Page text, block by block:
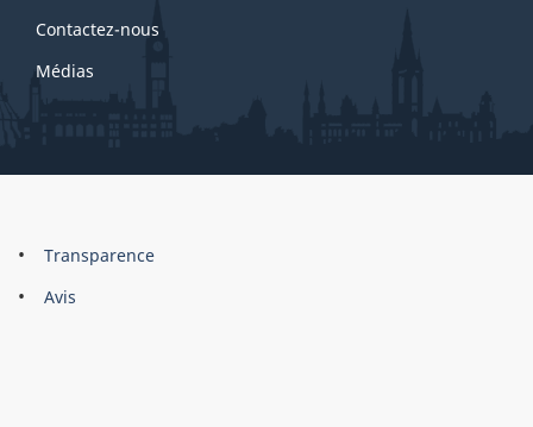
Contactez-nous
Médias
About
this
Brand
Transparence
Avis